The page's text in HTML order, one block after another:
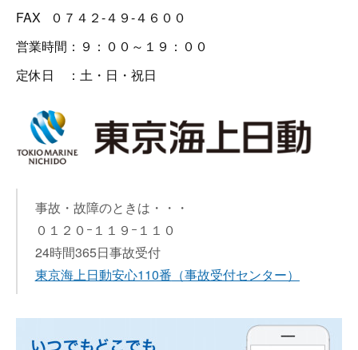
FAX ０７４２-４９-４６００
営業時間：９：００～１９：００
定休日 ：土・日・祝日
事故・故障のときは・・・
０１２０ｰ１１９ｰ１１０
24時間365日事故受付
東京海上日動安心110番 （事故受付センター）